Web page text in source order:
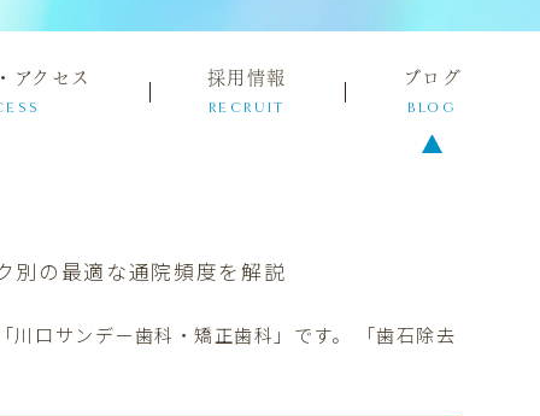
アクセス 採用情報
RECRUIT
ブログ
BLOG
別の最適な通院頻度を解説
口サンデー歯科・矯正歯科」です。 「歯石除去